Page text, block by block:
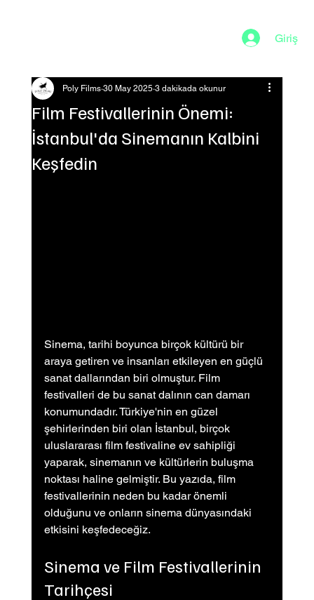
Giriş
Film Festivallerinin Önemi:
İstanbul'da Sinemanın Kalbini
Keşfedin
Poly Films 30 May 2025 3 dakikada okunur
Sinema, tarihi boyunca birçok kültürü bir
araya getiren ve insanları etkileyen en güçlü
sanat dallarından biri olmuştur. Film
festivalleri de bu sanat dalının can damarı
konumundadır. Türkiye'nin en güzel
şehirlerinden biri olan İstanbul, birçok
uluslararası film festivaline ev sahipliği
yaparak, sinemanın ve kültürlerin buluşma
noktası haline gelmiştir. Bu yazıda, film
festivallerinin neden bu kadar önemli
olduğunu ve onların sinema dünyasındaki
etkisini keşfedeceğiz.
Sinema ve Film Festivallerinin
Tarihçesi